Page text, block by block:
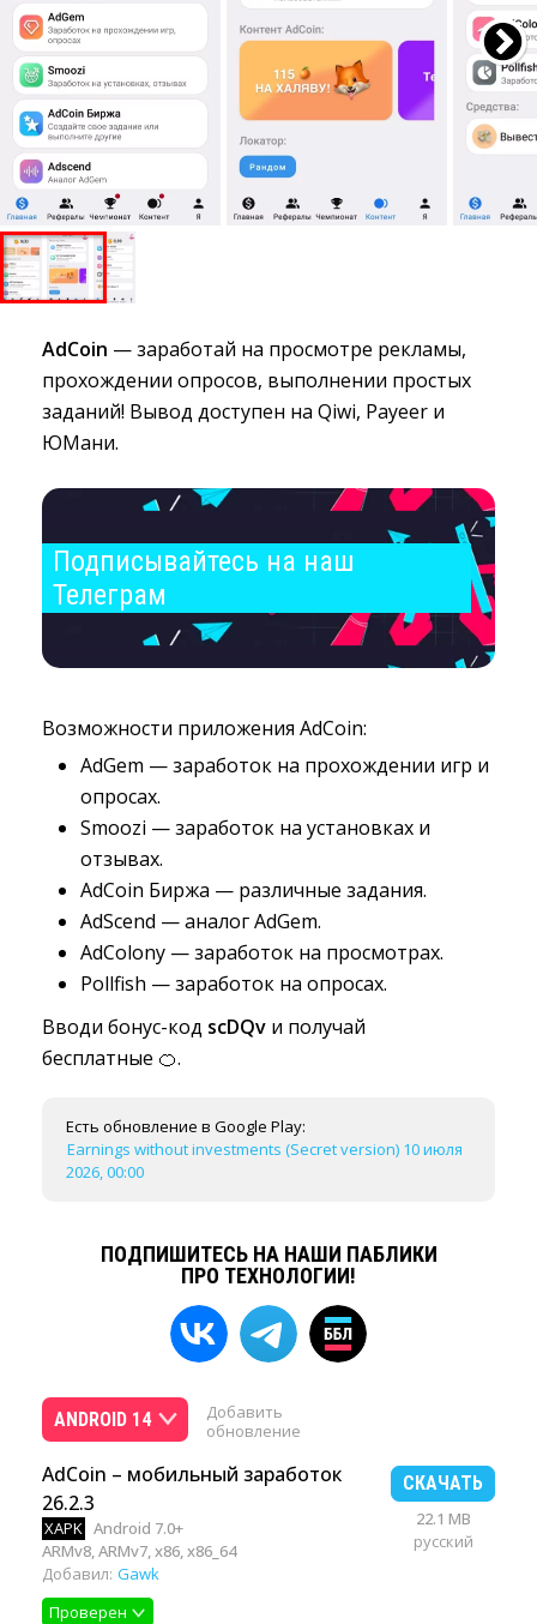
AdCoin — заработай на просмотре рекламы,
прохождении опросов, выполнении простых
заданий! Вывод доступен на Qiwi, Payeer и
ЮМани.
Подписывайтесь на наш
Телеграм
Возможности приложения AdCoin:
AdGem — заработок на прохождении игр и
опросах.
Smoozi — заработок на установках и
отзывах.
AdCoin Биржа — различные задания.
AdScend — аналог AdGem.
AdColony — заработок на просмотрах.
Pollfish — заработок на опросах.
Вводи бонус-код scDQv и получай
бесплатные 🍊.
Есть обновление в Google Play:
Earnings without investments (Secret version) 10 июля
2026, 00:00
ПОДПИШИТЕСЬ НА НАШИ ПАБЛИКИ
ПРО ТЕХНОЛОГИИ!
ANDROID 14
Добавить
обновление
AdCoin – мобильный заработок
26.2.3
XAPK Android 7.0+
ARMv8, ARMv7, x86, x86_64
Добавил: Gawk
Проверен
СКАЧАТЬ
22.1 MB
русский